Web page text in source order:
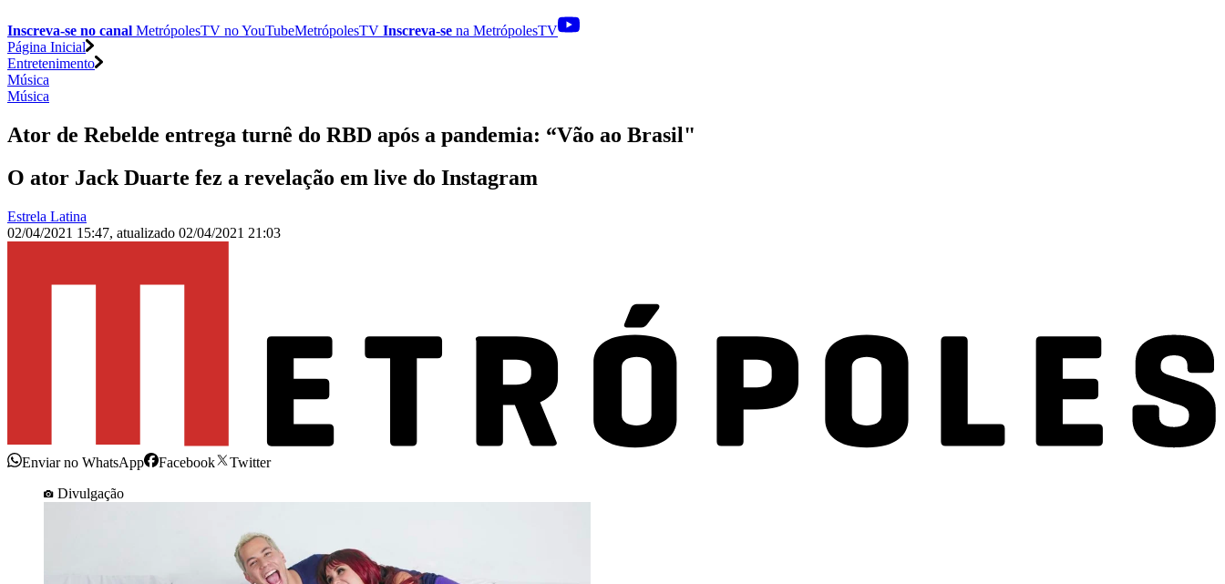
Inscreva-se no canal MetrópolesTV noYouTubeMetrópolesTV Inscreva-se na MetrópolesTV
Página Inicial
Entretenimento
Música
Música
Ator de Rebelde entrega turnê do RBD após a pandemia: “Vão ao Brasil"
O ator Jack Duarte fez a revelação em live do Instagram
Estrela Latina
02/04/2021 15:47, atualizado 02/04/2021 21:03
Enviar no WhatsApp Facebook
Twitter
Divulgação